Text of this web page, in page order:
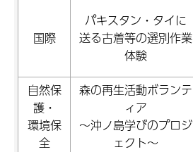
国際
パキスタン・タイに
送る古着等の選別作業
体験
自然保
護・
環境保
全
森の再生活動ボランテ
ィア
～沖ノ島学びのプロジ
ェクト～